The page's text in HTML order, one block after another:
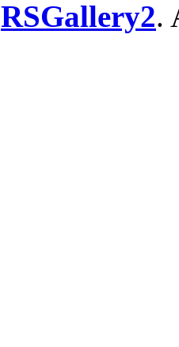
RSGallery2.